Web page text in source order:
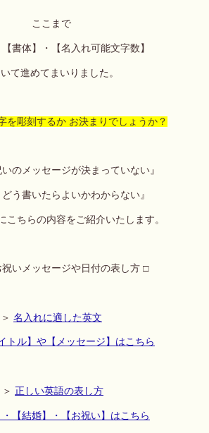
ここまで
【書体】・【名入れ可能文字数】
て進めてまいりました。
を彫刻するか お決まりでしょうか？
のメッセージが決まっていない』
どう書いたらよいかわからない』
こちらの内容をご紹介いたします。
いメッセージや日付の表し方 □
＞ 名入れに適した英文
トル】や【メッセージ】はこちら
＞ 正しい英語の表し方
・【結婚】・【お祝い】はこちら